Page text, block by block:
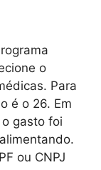
o
Para
é o 26. Em
gasto foi
ou CNPJ